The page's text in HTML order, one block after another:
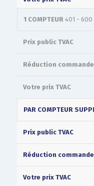
1 COMPTEUR401 - 600
PAR COMPTEUR